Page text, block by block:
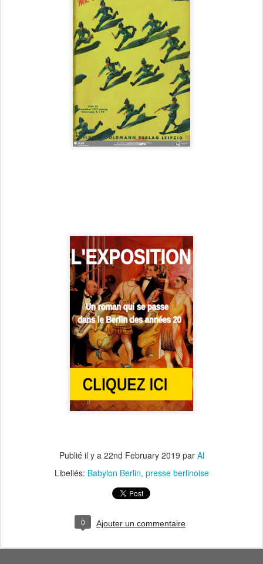
Publié il y a 22nd February 2019 par Al
Libellés: Babylon Berlin presse berlinoise
0 Ajouter un commentaire